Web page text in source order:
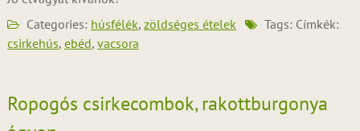
Categories: húsfélék, zöldséges ételek
Tags: Címkék:
csirkehús, ebéd, vacsora
Ropogós csirkecombok, rakottburgonya